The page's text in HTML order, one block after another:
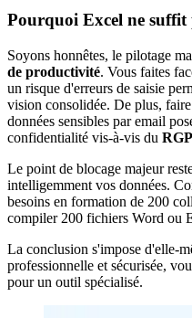
Pourquoi Excel ne suffit
Soyons honnêtes, le pilotage
de productivité. Vous faites
un risque d'erreurs de saisie
vision consolidée. De plus,
données sensibles par email
confidentialité vis-à-vis du
Le point de blocage majeur
intelligemment vos données.
besoins en formation de 200
compiler 200 fichiers Word ou
La conclusion s'impose d'elle-
professionnelle et sécurisée,
pour un outil spécialisé.